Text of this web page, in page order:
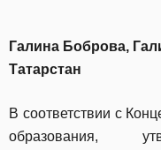
Галина Боброва,
Татарстан
В соответствии с
образования,